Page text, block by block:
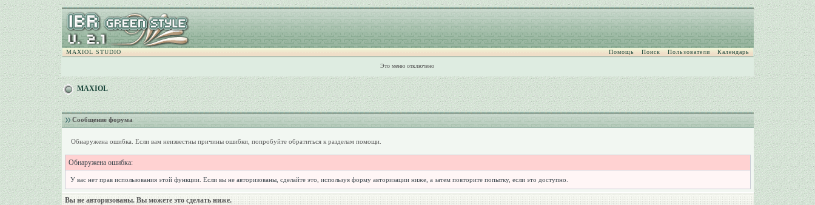
MAXIOL STUDIO Помощь Поиск Пользователи Календарь
Это меню отключено
MAXIOL
Сообщение форума
Обнаружена ошибка. Если вам неизвестны причины ошибки, попробуйте обратиться к разделам помощи.
Обнаружена ошибка:
У вас нет прав использования этой функции. Если вы не авторизованы, сделайте это, используя форму авторизации ниже, а затем повторите попытку, если это доступно.
Вы не авторизованы. Вы можете это сделать ниже.